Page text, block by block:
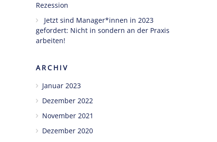
Rezession
Jetzt sind Manager*innen in 2023
gefordert: Nicht in sondern an der Praxis
arbeiten!
ARCHIV
Januar 2023
Dezember 2022
November 2021
Dezember 2020